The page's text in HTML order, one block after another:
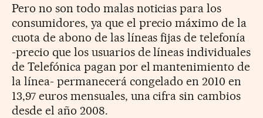
Pero no son todo malas noticias para los
consumidores, ya que el precio máximo de la
cuota de abono de las líneas fijas de telefonía
-precio que los usuarios de líneas individuales
de Telefónica pagan por el mantenimiento de
la línea- permanecerá congelado en 2010 en
13,97 euros mensuales, una cifra sin cambios
desde el año 2008.